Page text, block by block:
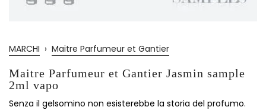
MARCHI › Maitre Parfumeur et Gantier
Maitre Parfumeur et Gantier Jasmin sample
2ml vapo
Senza il gelsomino non esisterebbe la storia del profumo.